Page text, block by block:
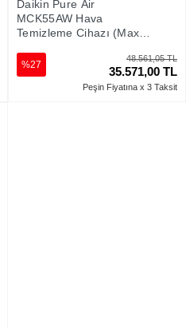
Daikin Pure Air
MCK55AW Hava
Temizleme Cihazı (Max.
48.561,05 TL
35.571,00 TL
%27
Peşin Fiyatına x 3 Taksit